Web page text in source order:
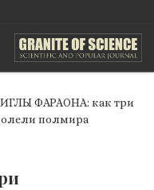
ИГЛЫ ФАРАОНА: как три
полмира